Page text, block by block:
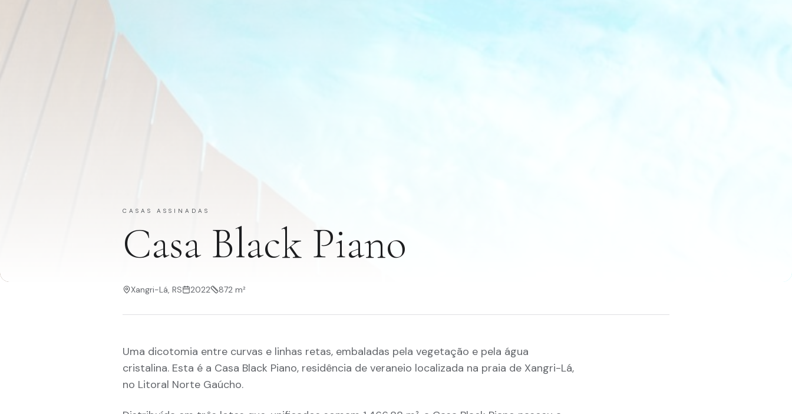
CASAS ASSINADAS
Casa Black Piano
Xangri-Lá, RS 2022 872 m²
Uma dicotomia entre curvas e linhas retas, embaladas pela vegetação e pela água
cristalina. Esta é a Casa Black Piano, residência de veraneio localizada na praia de Xangri-Lá,
no Litoral Norte Gaúcho.